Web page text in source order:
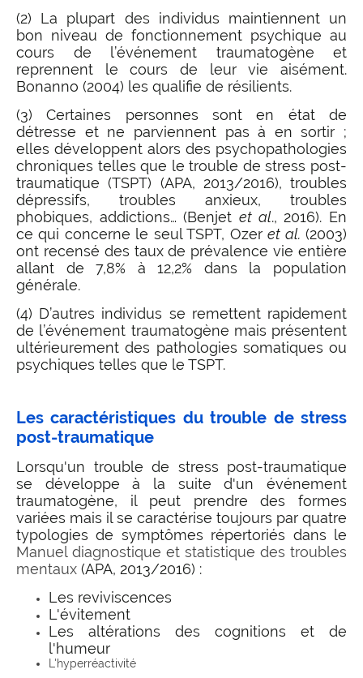
(2) La plupart des individus maintiennent un
bon niveau de fonctionnement psychique au
cours de l’événement traumatogène et
reprennent le cours de leur vie aisément.
Bonanno (2004) les qualifie de résilients.
(3) Certaines personnes sont en état de
détresse et ne parviennent pas à en sortir ;
elles développent alors des psychopathologies
chroniques telles que le trouble de stress post-
traumatique (TSPT) (APA, 2013/2016), troubles
dépressifs, troubles anxieux, troubles
phobiques, addictions… (Benjet et al., 2016). En
ce qui concerne le seul TSPT, Ozeret al. (2003)
ont recensé des taux de prévalence vie entière
allant de 7,8% à 12,2% dans la population
générale.
(4) D’autres individus se remettent rapidement
de l’événement traumatogène mais présentent
ultérieurement des pathologies somatiques ou
psychiques telles que le TSPT.
Les caractéristiques du trouble de stress
post-traumatique
Lorsqu'un trouble de stress post-traumatique
se développe à la suite d'un événement
traumatogène, il peut prendre des formes
variées mais il se caractérise toujours par quatre
typologies de symptômes répertoriés dans le
Manuel diagnostique et statistique des troubles
mentaux (APA, 2013/2016) :
Les reviviscences
L'évitement
Les altérations des cognitions et de
l'humeur
L'hyperréactivité